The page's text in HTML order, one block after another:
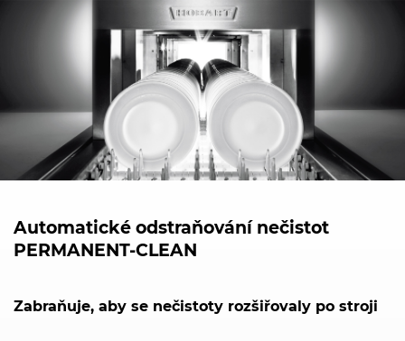
Automatické odstraňování nečistot
PERMANENT-CLEAN
Zabraňuje, aby se nečistoty rozšiřovaly po stroji